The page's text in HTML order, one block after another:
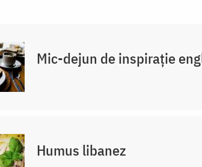
Mic-dejun de inspirație
Humus libanez